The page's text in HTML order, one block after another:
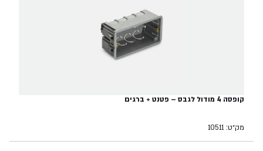
קופסה 4 מודול לגבס – פטנט + ברגים
מק״ט: 10511